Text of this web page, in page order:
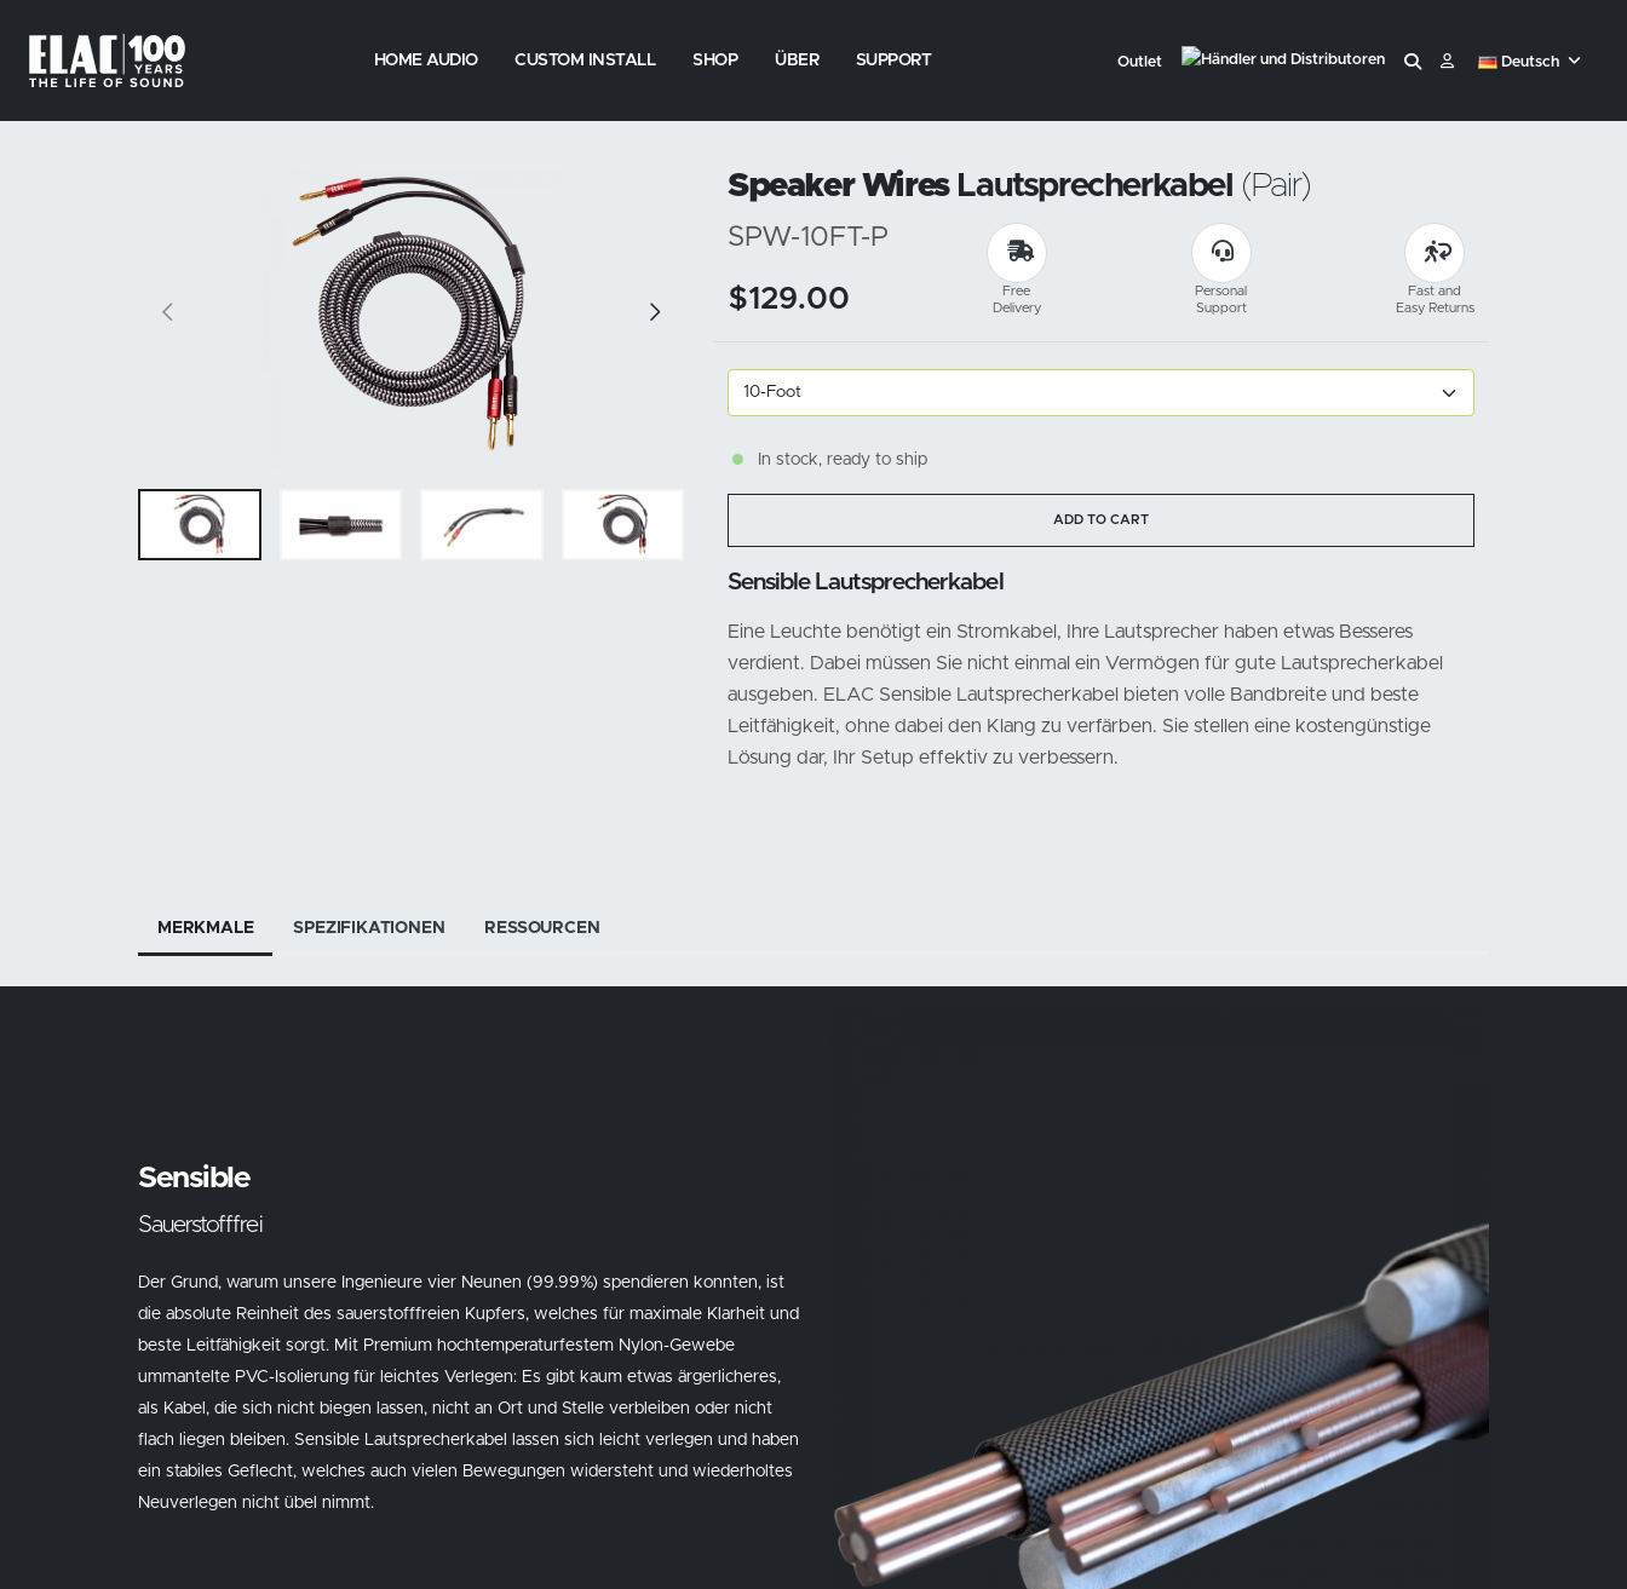
HOME AUDIO CUSTOM INSTALL SHOP ÜBER SUPPORT Outlet Deutsch
Speaker WiresLautsprecherkabel (Pair)
SPW-10FT-P
$129.00
Free
Delivery
Personal
Support
Fast and
Easy Returns
In stock, ready to ship
ADD TO CART
Sensible Lautsprecherkabel
Eine Leuchte benötigt ein Stromkabel, Ihre Lautsprecher haben etwas Besseres
verdient. Dabei müssen Sie nicht einmal ein Vermögen für gute Lautsprecherkabel
ausgeben. ELAC Sensible Lautsprecherkabel bieten volle Bandbreite und beste
Leitfähigkeit, ohne dabei den Klang zu verfärben. Sie stellen eine kostengünstige
Lösung dar, Ihr Setup effektiv zu verbessern.
MERKMALE SPEZIFIKATIONEN RESSOURCEN
Sensible
Sauerstofffrei
Der Grund, warum unsere Ingenieure vier Neunen (99.99%) spendieren konnten, ist
die absolute Reinheit des sauerstofffreien Kupfers, welches für maximale Klarheit und
beste Leitfähigkeit sorgt. Mit Premium hochtemperaturfestem Nylon-Gewebe
ummantelte PVC-Isolierung für leichtes Verlegen: Es gibt kaum etwas ärgerlicheres,
als Kabel, die sich nicht biegen lassen, nicht an Ort und Stelle verbleiben oder nicht
flach liegen bleiben. Sensible Lautsprecherkabel lassen sich leicht verlegen und haben
ein stabiles Geflecht, welches auch vielen Bewegungen widersteht und wiederholtes
Neuverlegen nicht übel nimmt.